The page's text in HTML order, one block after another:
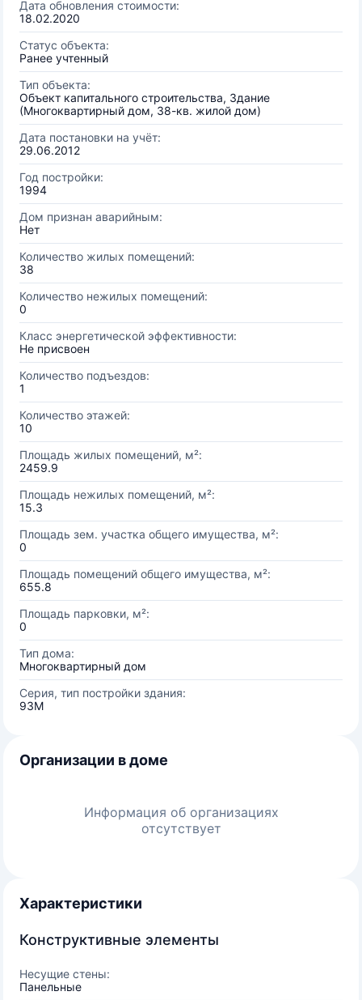
Дата обновления стоимости:
18.02.2020
Статус объекта:
Ранее учтенный
Тип объекта:
Объект капитального строительства, Здание
(Многоквартирный дом, 38-кв. жилой дом)
Дата постановки на учёт:
29.06.2012
Год постройки:
1994
Дом признан аварийным:
Нет
Количество жилых помещений:
38
Количество нежилых помещений:
0
Класс энергетической эффективности:
Не присвоен
Количество подъездов:
1
Количество этажей:
10
Площадь жилых помещений, м²:
2459.9
Площадь нежилых помещений, м²:
15.3
Площадь зем. участка общего имущества, м²:
0
Площадь помещений общего имущества, м²:
655.8
Площадь парковки, м²:
0
Тип дома:
Многоквартирный дом
Серия, тип постройки здания:
93М
Организации в доме
Информация об организациях
отсутствует
Характеристики
Конструктивные элементы
Несущие стены:
Панельные